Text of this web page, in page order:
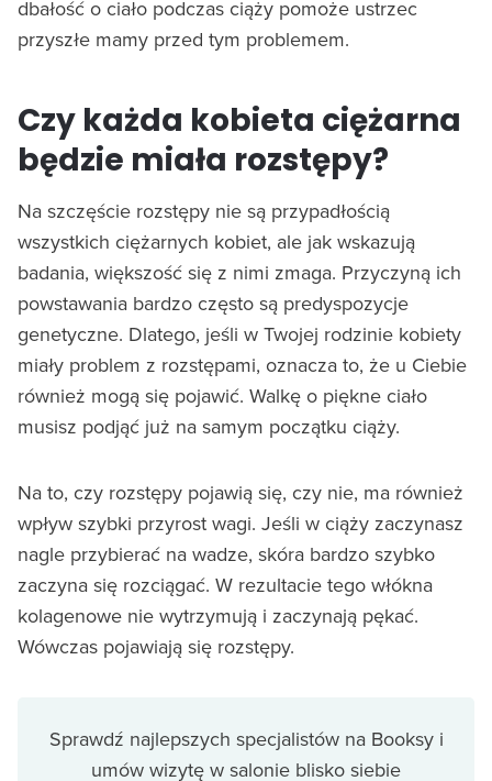
dbałość o ciało podczas ciąży pomoże ustrzec
przyszłe mamy przed tym problemem.
Czy każda kobieta ciężarna
będzie miała rozstępy?
Na szczęście rozstępy nie są przypadłością
wszystkich ciężarnych kobiet, ale jak wskazują
badania, większość się z nimi zmaga. Przyczyną ich
powstawania bardzo często są predyspozycje
genetyczne. Dlatego, jeśli w Twojej rodzinie kobiety
miały problem z rozstępami, oznacza to, że u Ciebie
również mogą się pojawić. Walkę o piękne ciało
musisz podjąć już na samym początku ciąży.
Na to, czy rozstępy pojawią się, czy nie, ma również
wpływ szybki przyrost wagi. Jeśli w ciąży zaczynasz
nagle przybierać na wadze, skóra bardzo szybko
zaczyna się rozciągać. W rezultacie tego włókna
kolagenowe nie wytrzymują i zaczynają pękać.
Wówczas pojawiają się rozstępy.
Sprawdź najlepszych specjalistów na Booksy i
umów wizytę w salonie blisko siebie